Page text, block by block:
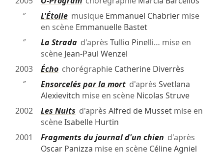
″
L'Étoilemusique Emmanuel Chabriermise
en scène Emmanuelle Bastet
″
La Stradad'après Tullio Pinelli… mise en
scène Jean-Paul Wenzel
2003
Échochorégraphie Catherine Diverrès
″
Ensorcelés par la mortd'après Svetlana
Alexievitch mise en scène Nicolas Struve
2002
Les Nuits d'après Alfred de Mussetmise en
scèneIsabelle Hurtin
2001
Fragments du journal d'un chien d'après
Oscar Panizza mise en scène Céline Agniel